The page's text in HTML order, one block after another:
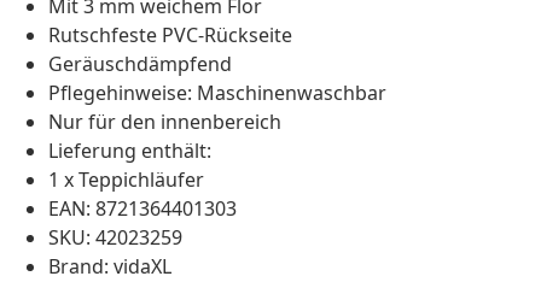
Mit 3 mm weichem Flor
Rutschfeste PVC-Rückseite
Geräuschdämpfend
Pflegehinweise: Maschinenwaschbar
Nur für den innenbereich
Lieferung enthält:
1 x Teppichläufer
EAN: 8721364401303
SKU: 42023259
Brand: vidaXL